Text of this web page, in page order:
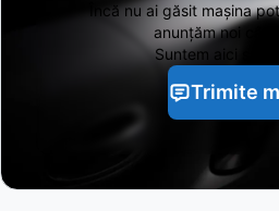
Încă nu ai găsitmașina
anunțăm noi
Suntem aici să
Trimite